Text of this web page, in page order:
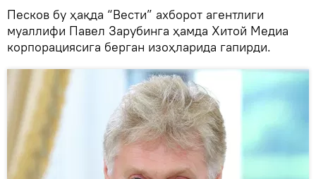
Песков бу ҳақда “Вести” ахборот агентлиги
муаллифи Павел Зарубинга ҳамда Хитой Медиа
корпорациясига берган изоҳларида гапирди.